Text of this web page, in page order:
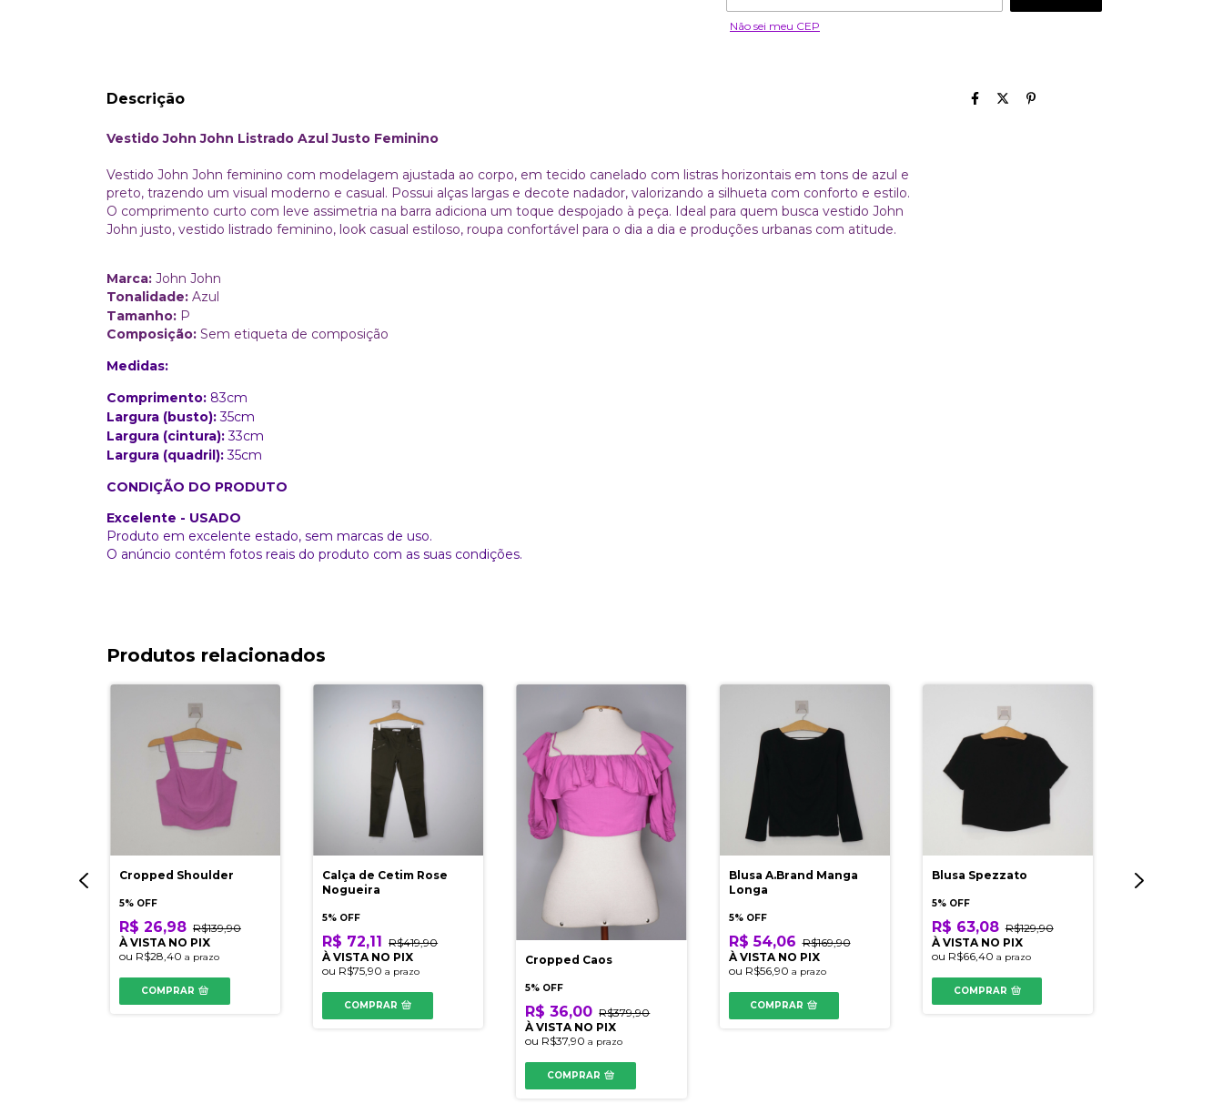
Não sei meu CEP
Descrição
Vestido John John Listrado Azul Justo Feminino
Vestido John John feminino com modelagem ajustada ao corpo, em tecido canelado com listras horizontais em tons de azul e
preto, trazendo um visual moderno e casual. Possui alças largas e decote nadador, valorizando a silhueta com conforto e estilo.
O comprimento curto com leve assimetria na barra adiciona um toque despojado à peça. Ideal para quem busca vestido John
John justo, vestido listrado feminino, look casual estiloso, roupa confortável para o dia a dia e produções urbanas com atitude.
Marca: John John
Tonalidade: Azul
Tamanho: P
Composição: Sem etiqueta de composição
Medidas:
Comprimento: 83cm
Largura (busto):35cm
Largura (cintura):33cm
Largura (quadril):35cm
CONDIÇÃO DO PRODUTO
Excelente - USADO
Produto em excelente estado, sem marcas de uso.
O anúncio contém fotos reais do produto com as suas condições.
Produtos relacionados
Cropped Shoulder
5% OFF
R$ 26,98 R$139,90
À VISTA NO PIX
ou R$28,40 a prazo
COMPRAR
Calça de Cetim Rose
Nogueira
5% OFF
R$ 72,11 R$419,90
À VISTA NO PIX
ou R$75,90a prazo
COMPRAR
Cropped Caos
5% OFF
R$ 36,00 R$379,90
À VISTA NO PIX
ou R$37,90a prazo
COMPRAR
Blusa A.Brand Manga
Longa
5% OFF
R$ 54,06 R$169,90
À VISTA NO PIX
ou R$56,90 a prazo
COMPRAR
Blusa Spezzato
5% OFF
R$ 63,08 R$129,90
À VISTA NO PIX
ou R$66,40 a prazo
COMPRAR